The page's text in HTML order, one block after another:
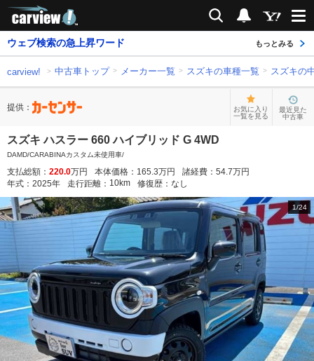
検索 通知
ウェブ検索の急上昇ワード もっとみる
carview! 中古車トップ メーカー一覧 スズキの車種一覧 スズキの
提供：
お気に入り
一覧を見る
最近見た
中古車
スズキ ハスラー 660 ハイブリッド G 4WD
DAMD/CARABINAカスタム未使用車/
支払総額： 220.0万円 本体価格： 165.3万円 諸経費： 54.7万円
年式： 2025年 走行距離： 10km 修復歴： なし
1/24